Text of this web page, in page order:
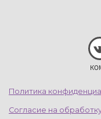
Политика
Согласие на